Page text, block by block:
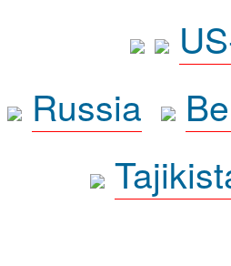
Russia